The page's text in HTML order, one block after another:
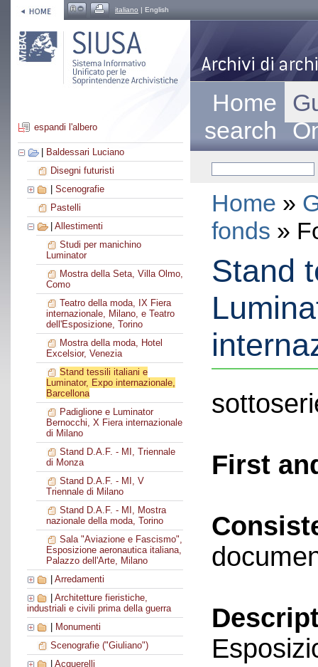
italiano | English
espandi l'albero
Baldessari Luciano
Disegni futuristi
Scenografie
Pastelli
Allestimenti
Studi per manichino
Luminator
Mostra della Seta, Villa Olmo,
Como
Teatro della moda, IX Fiera
internazionale, Milano, e Teatro
dell'Esposizione, Torino
Mostra della moda, Hotel
Excelsior, Venezia
Stand tessili italiani e
Luminator, Expo internazionale,
Barcellona
Padiglione e Luminator
Bernocchi, X Fiera internazionale
di Milano
Stand D.A.F. - MI, Triennale
di Monza
Stand D.A.F. - MI, V
Triennale di Milano
Stand D.A.F. - MI, Mostra
nazionale della moda, Torino
Sala "Aviazione e Fascismo",
Esposizione aeronautica italiana,
Palazzo dell'Arte, Milano
Arredamenti
Architetture fieristiche,
industriali e civili prima della guerra
Monumenti
Scenografie ("Giuliano")
Acquerelli
Home
search
Home »
fonds »
Stand
First